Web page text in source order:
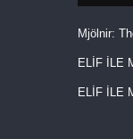
Mjölnir:
ELİF İLE
ELİF İLE